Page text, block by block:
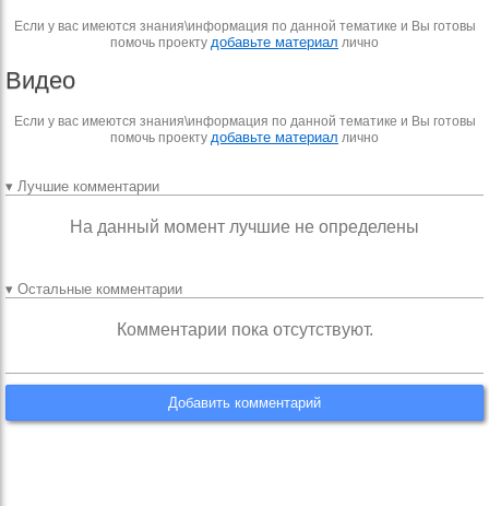
Если у вас имеются знания\информация по данной тематике и Вы готовы
помочь проекту добавьте материал лично
Видео
Если у вас имеются знания\информация по данной тематике и Вы готовы
помочь проекту добавьте материал лично
▾ Лучшие комментарии
На данный момент лучшие не определены
▾ Остальные комментарии
Комментарии пока отсутствуют.
Добавить комментарий